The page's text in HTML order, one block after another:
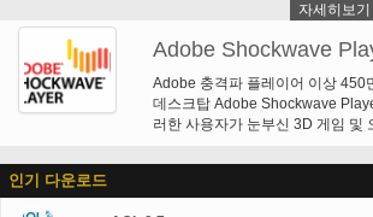
자세히보기
Adobe Shockwave
Adobe 충격파 플레이어 이상 450
데스크탑 Adobe Shockwave
러한 사용자가 눈부신 3D 게임 및
최고의 콘텐츠 중 일부에 액세스
인기 다운로드